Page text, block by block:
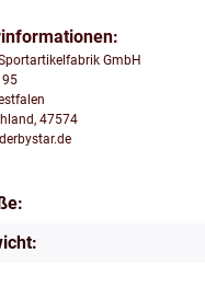
Sportartikelfabrik GmbH
47574